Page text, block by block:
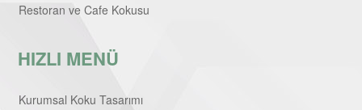
Restoran ve Cafe Kokusu
HIZLI MENÜ
Kurumsal Koku Tasarımı